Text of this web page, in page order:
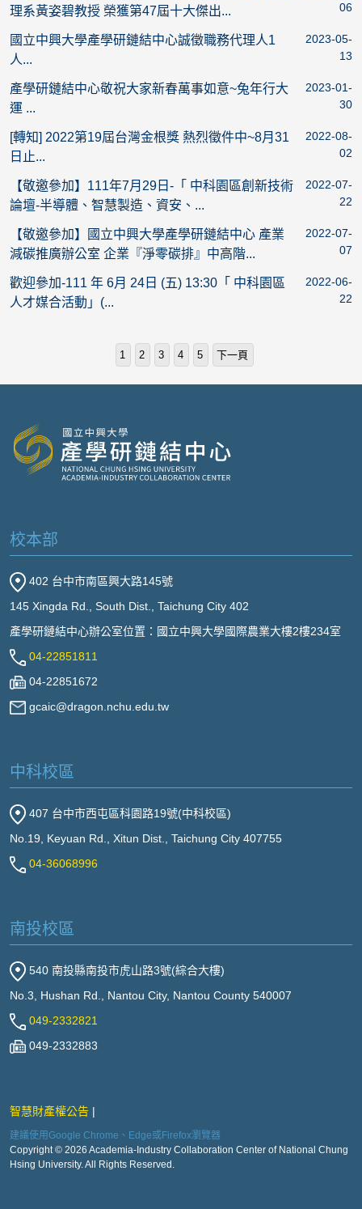
理系黃姿碧教授 榮獲第47屆十大傑出...
06
國立中興大學產學研鏈結中心誠徵職務代理人1
人...
2023-05-
13
產學研鏈結中心敬祝大家新春萬事如意~兔年行大
運 ...
2023-01-
30
[轉知] 2022第19屆台灣金根獎 熱烈徵件中~8月31
日止...
2022-08-
02
【敬邀參加】111年7月29日-「 中科園區創新技術
論壇-半導體、智慧製造、資安、...
2022-07-
22
【敬邀參加】國立中興大學產學研鏈結中心 產業
減碳推廣辦公室 企業『淨零碳排』中高階...
2022-07-
07
歡迎參加-111 年 6月 24日 (五) 13:30「 中科園區
人才媒合活動」(...
2022-06-
22
1 2 3 4 5 下一頁
校本部
402 台中市南區興大路145號
145 Xingda Rd., South Dist., Taichung City 402
產學研鏈結中心辦公室位置：國立中興大學國際農業大樓2樓234室
04-22851811
04-22851672
gcaic@dragon.nchu.edu.tw
中科校區
407 台中市西屯區科園路19號(中科校區)
No.19, Keyuan Rd., Xitun Dist., Taichung City 407755
04-36068996
南投校區
540 南投縣南投市虎山路3號(綜合大樓)
No.3, Hushan Rd., Nantou City, Nantou County 540007
049-2332821
049-2332883
智慧財產權公告
建議使用Google Chrome、Edge或Firefox瀏覽器
Copyright © 2026 Academia-Industry Collaboration Center of National Chung
Hsing University. All Rights Reserved.